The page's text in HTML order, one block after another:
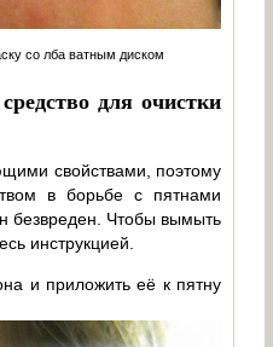
со лба ватным диском
для очистки
свойствами, поэтому
в борьбе с пятнами
безвреден. Чтобы вымыть
инструкцией.
и приложить её к пятну